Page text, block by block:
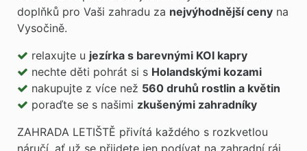
doplňků pro Vaši zahradu za nejvýhodnější ceny na
Vysočině.
relaxujte u jezírka s barevnými KOI kapry
nechte děti pohrát si s Holandskými kozami
nakupujte z více než 560 druhů rostlin a květin
poraďte se s našimi zkušenými zahradníky
ZAHRADA LETIŠTĚ přivítá každého s rozkvetlou
náručí, ať už se přijdete jen podívat na zahradní ráj